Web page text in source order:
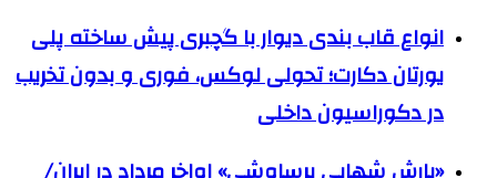
انواع قاب بندی دیوار با گچبری پیش ساخته پلی
یورتان دکارت؛ تحولی لوکس، فوری و بدون تخریب
در دکوراسیون داخلی